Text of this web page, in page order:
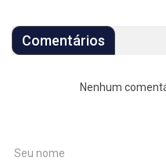
Comentários
Nenhum